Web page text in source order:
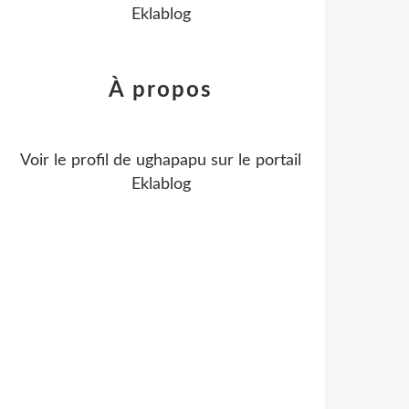
Eklablog
À propos
Voir le profil de ughapapu sur le portail
Eklablog